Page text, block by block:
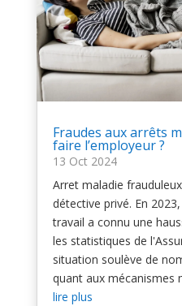
Fraudes aux arrêts
faire l’employeur ?
13 Oct 2024
Arret maladie
détective privé. En
travail a connu une
les statistiques de
situation soulève de
quant aux mécanismes
lire plus